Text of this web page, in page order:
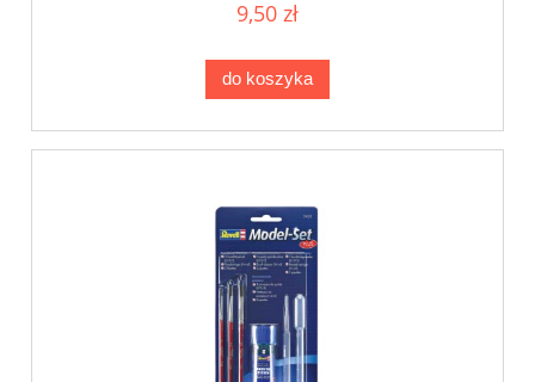
9,50 zł
do koszyka